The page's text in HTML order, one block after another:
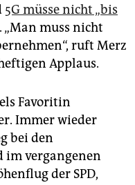
5G müsse nicht „bis
. „Man muss nicht
ruft Merz
Applaus.
Favoritin
Immer wieder
bei den
im vergangenen
der SPD,